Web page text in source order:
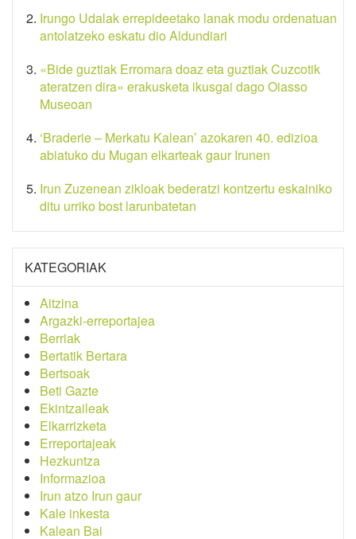
Irungo Udalak errepideetako lanak modu ordenatuan
antolatzeko eskatu dio Aldundiari
«Bide guztiak Erromara doaz eta guztiak Cuzcotik
ateratzen dira» erakusketa ikusgai dago Oiasso
Museoan
‘Braderie – Merkatu Kalean’ azokaren 40. edizioa
abiatuko du Mugan elkarteak gaur Irunen
Irun Zuzenean zikloak bederatzi kontzertu eskainiko
ditu urriko bost larunbatetan
KATEGORIAK
Aitzina
Argazki-erreportajea
Berriak
Bertatik Bertara
Bertsoak
Beti Gazte
Ekintzaileak
Elkarrizketa
Erreportajeak
Hezkuntza
Informazioa
Irun atzo Irun gaur
Kale inkesta
Kalean Bai